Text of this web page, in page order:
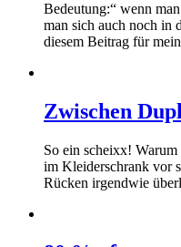
Bedeutung:“ wenn
man sich auch noch in
diesem Beitrag für
Zwischen
So ein scheixx!
im Kleiderschrank vor
Rücken irgendwie